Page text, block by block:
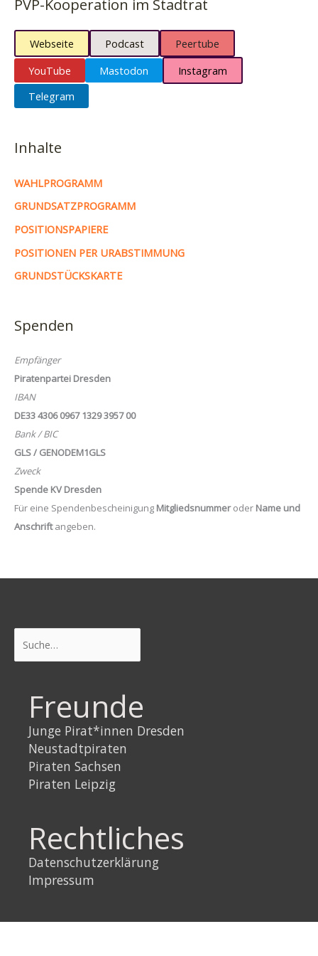
PVP-Kooperation im Stadtrat
Webseite Podcast
Peertube
YouTube
Mastodon
Instagram
Telegram
Inhalte
WAHLPROGRAMM
GRUNDSATZPROGRAMM
POSITIONSPAPIERE
POSITIONEN PER URABSTIMMUNG
GRUNDSTÜCKSKARTE
Spenden
Empfänger
Piratenpartei Dresden
IBAN
DE33 4306 0967 1329 3957 00
Bank / BIC
GLS / GENODEM1GLS
Zweck
Spende KV Dresden
Für eine Spendenbescheinigung Mitgliedsnummeroder Name und
Anschriftangeben.
Freunde
Junge Pirat*innen Dresden
Neustadtpiraten
Piraten Sachsen
Piraten Leipzig
Rechtliches
Datenschutzerklärung
Impressum